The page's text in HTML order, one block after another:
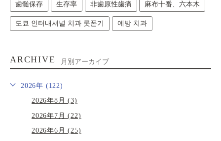
歯髄保存 生存率 非歯原性歯痛 麻布十番、六本木
도쿄 인터내셔널 치과 롯폰기 예방 치과
ARCHIVE 月別アーカイブ
2026年 (122)
2026年8月 (3)
2026年7月 (22)
2026年6月 (25)